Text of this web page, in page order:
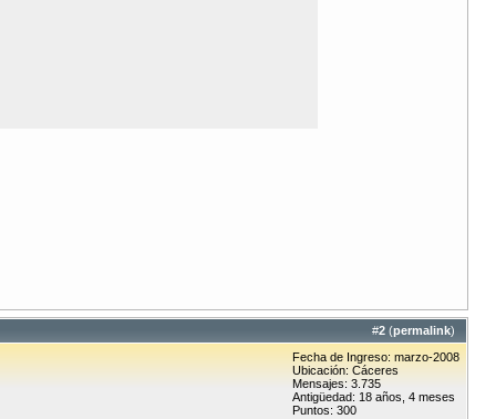
#2 (permalink)
Fecha de Ingreso: marzo-2008
Ubicación: Cáceres
Mensajes: 3.735
Antigüedad: 18 años, 4 meses
Puntos: 300